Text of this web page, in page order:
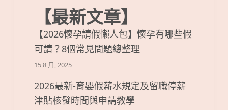
【最新文章】
【2026懷孕請假懶人包】懷孕有哪些假
可請？8個常見問題總整理
15 8 月, 2025
2026最新-育嬰假薪水規定及留職停薪
津貼核發時間與申請教學